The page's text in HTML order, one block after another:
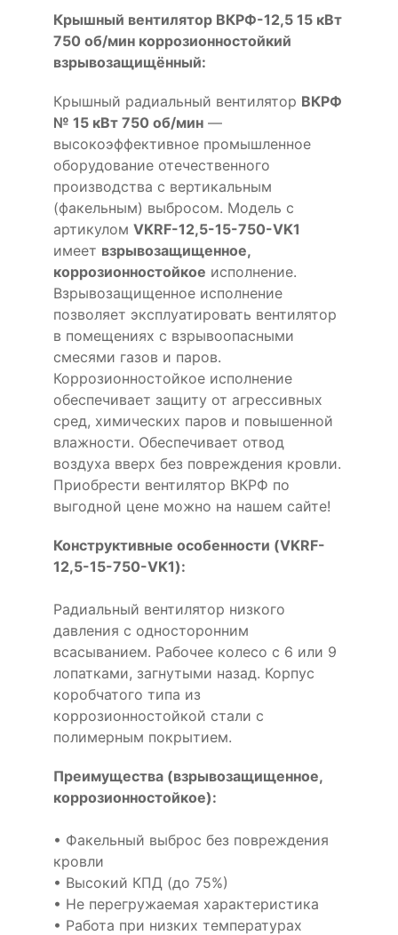
Крышный вентилятор ВКРФ-12,5 15 кВт
750 об/мин коррозионностойкий
взрывозащищённый:
Крышный радиальный вентилятор ВКРФ
№ 15 кВт 750 об/мин —
высокоэффективное промышленное
оборудование отечественного
производства с вертикальным
(факельным) выбросом. Модель с
артикулом VKRF-12,5-15-750-VK1
имеет взрывозащищенное,
коррозионностойкое исполнение.
Взрывозащищенное исполнение
позволяет эксплуатировать вентилятор
в помещениях с взрывоопасными
смесями газов и паров.
Коррозионностойкое исполнение
обеспечивает защиту от агрессивных
сред, химических паров и повышенной
влажности. Обеспечивает отвод
воздуха вверх без повреждения кровли.
Приобрести вентилятор ВКРФ по
выгодной цене можно на нашем сайте!
Конструктивные особенности (VKRF-
12,5-15-750-VK1):
Радиальный вентилятор низкого
давления с односторонним
всасыванием. Рабочее колесо с 6 или 9
лопатками, загнутыми назад. Корпус
коробчатого типа из
коррозионностойкой стали с
полимерным покрытием.
Преимущества (взрывозащищенное,
коррозионностойкое):
• Факельный выброс без повреждения
кровли
• Высокий КПД (до 75%)
• Не перегружаемая характеристика
• Работа при низких температурах